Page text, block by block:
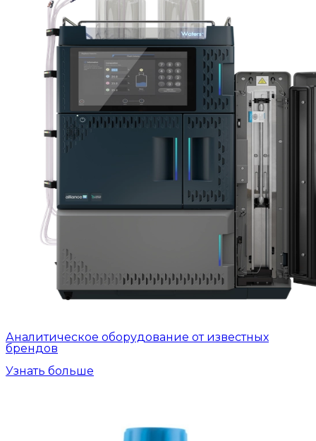
Аналитическое оборудование от известных
брендов
Узнать больше